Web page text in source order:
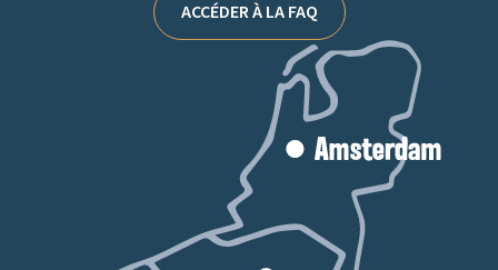
ACCÉDER À LA FAQ